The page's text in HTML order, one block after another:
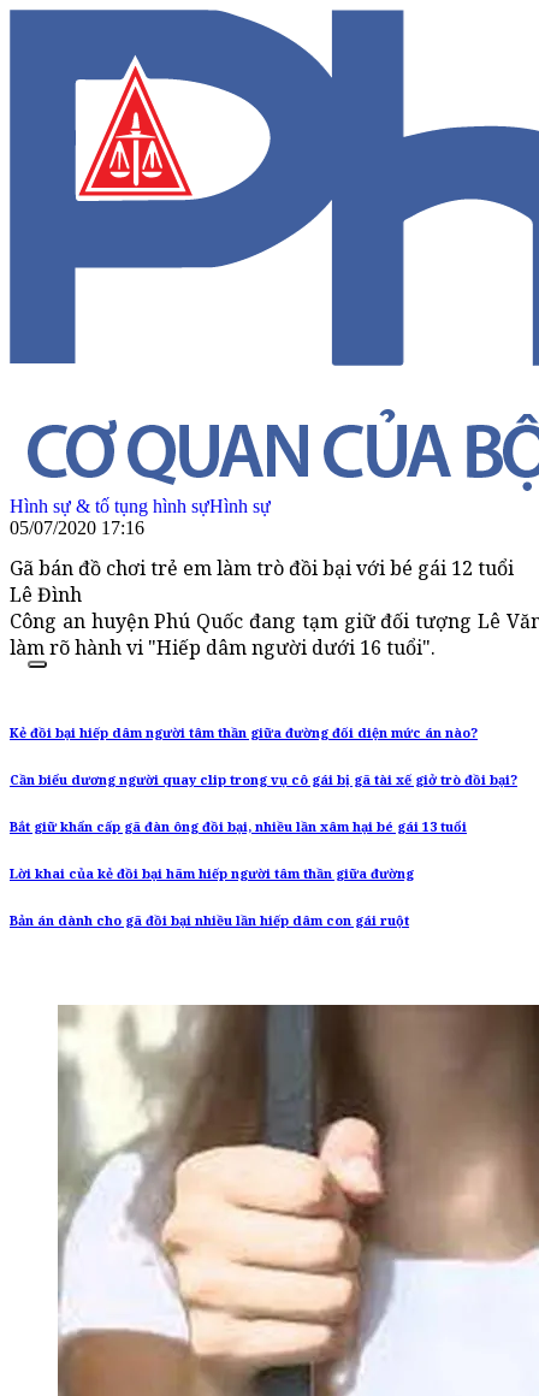
Hình sự & tố tụng hình sựHình sự
05/07/2020 17:16
Gã bán đồ chơi trẻ em làm trò đồi bại với bé gái 12 tuổi
Lê Đình
Công an huyện Phú Quốc đang tạm giữ đối tượng Lê
làm rõ hành vi "Hiếp dâm người dưới 16 tuổi".
Kẻ đồi bại hiếp dâm người tâm thần giữa đường đối diện mức án nào?
Cần biểu dương người quay clip trong vụ cô gái bị gã tài xế giở trò đồi bại?
Bắt giữ khẩn cấp gã đàn ông đồi bại, nhiều lần xâm hại bé gái 13 tuổi
Lời khai của kẻ đồi bại hãm hiếp người tâm thần giữa đường
Bản án dành cho gã đồi bại nhiều lần hiếp dâm con gái ruột